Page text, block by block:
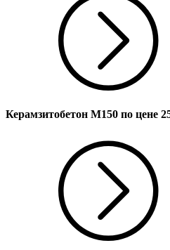
Керамзитобетон М150 по цене